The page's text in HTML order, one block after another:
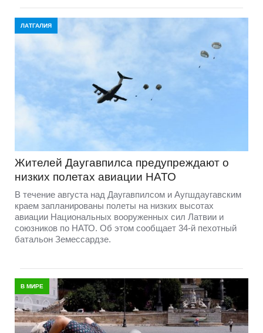
ЛАТГАЛИЯ
Жителей Даугавпилса предупреждают о
низких полетах авиации НАТО
В течение августа над Даугавпилсом и Аугшдаугавским
краем запланированы полеты на низких высотах
авиации Национальных вооруженных сил Латвии и
союзников по НАТО. Об этом сообщает 34-й пехотный
батальон Земессардзе.
В МИРЕ